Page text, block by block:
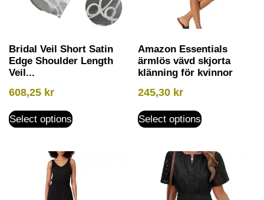
Bridal Veil Short Satin
Edge Shoulder Length
Veil...
608,25 kr
Select options
Amazon Essentials
ärmlös vävd skjorta
klänning för kvinnor
245,30 kr
Select options